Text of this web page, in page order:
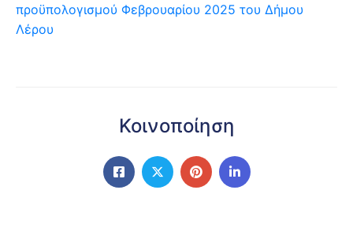
προϋπολογισμού Φεβρουαρίου 2025 του Δήμου
Λέρου
Κοινοποίηση